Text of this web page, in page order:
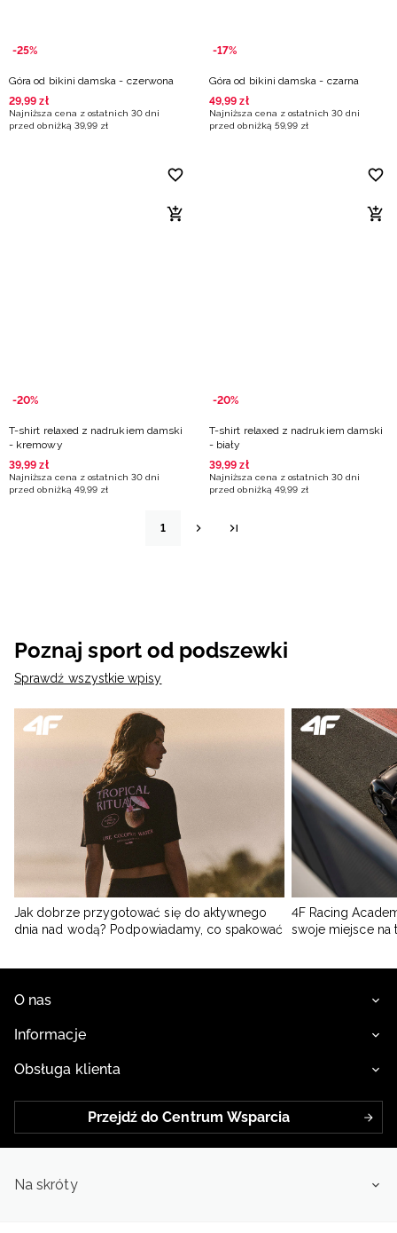
-25%
Góra od bikini damska - czerwona
29,99 zł
Najniższa cena z ostatnich 30 dni
przed obniżką 39,99 zł
-17%
Góra od bikini damska - czarna
49,99 zł
Najniższa cena z ostatnich 30 dni
przed obniżką 59,99 zł
-20%
T-shirt relaxed z nadrukiem damski
- kremowy
39,99 zł
Najniższa cena z ostatnich 30 dni
przed obniżką 49,99 zł
-20%
T-shirt relaxed z nadrukiem damski
- biały
39,99 zł
Najniższa cena z ostatnich 30 dni
przed obniżką 49,99 zł
1
Poznaj sport od podszewki
Sprawdź wszystkie wpisy
Jak dobrze przygotować się do aktywnego
dnia nad wodą? Podpowiadamy, co spakować
4F Racing
swoje miejsce na
O nas
Informacje
Obsługa klienta
Przejdź do Centrum Wsparcia
Na skróty